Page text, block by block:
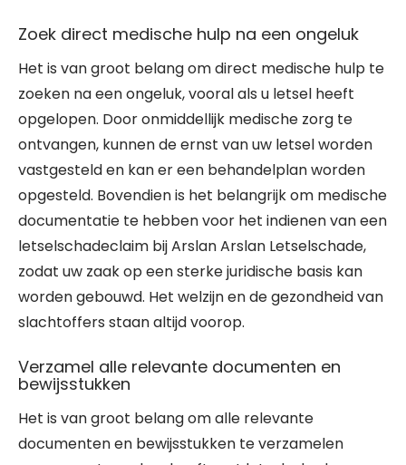
Zoek direct medische hulp na een ongeluk
Het is van groot belang om direct medische hulp te
zoeken na een ongeluk, vooral als u letsel heeft
opgelopen. Door onmiddellijk medische zorg te
ontvangen, kunnen de ernst van uw letsel worden
vastgesteld en kan er een behandelplan worden
opgesteld. Bovendien is het belangrijk om medische
documentatie te hebben voor het indienen van een
letselschadeclaim bij Arslan Arslan Letselschade,
zodat uw zaak op een sterke juridische basis kan
worden gebouwd. Het welzijn en de gezondheid van
slachtoffers staan altijd voorop.
Verzamel alle relevante documenten en
bewijsstukken
Het is van groot belang om alle relevante
documenten en bewijsstukken te verzamelen